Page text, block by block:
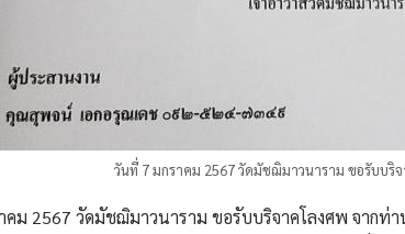
วันที่ 7 มกราคม 2567 วัดมัชฌิมาวนาราม ขอรับบริ
คม 2567 วัดมัชฌิมาวนาราม ขอรับบริจาคโลงศพ จากท่